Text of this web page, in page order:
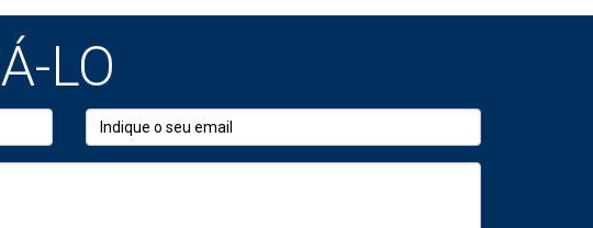
ou histórico — não é avaliação séria.
estatísticas. Não consideram estado real do imóvel,
LO